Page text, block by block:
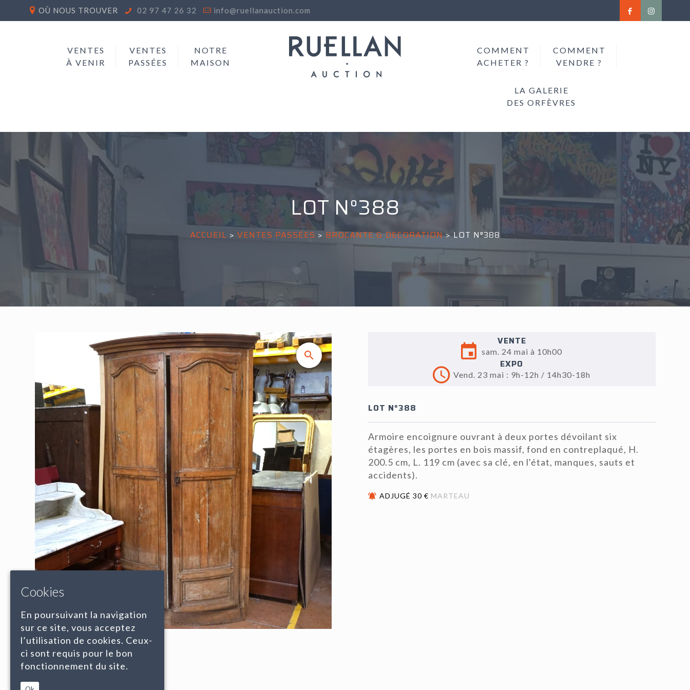
OÙ NOUS TROUVER 02 97 47 26 32 info@ruellanauction.com
VENTES
À VENIR
VENTES
PASSÉES
NOTRE
MAISON
COMMENT
ACHETER ?
COMMENT
VENDRE ?
LA GALERIE
DES ORFÈVRES
LOT N°388
ACCUEIL > VENTES PASSÉES >BROCANTE & DECORATION>LOT N°388
VENTE
sam. 24 mai à 10h00
EXPO
Vend. 23 mai : 9h-12h / 14h30-18h
LOT N°388
Armoire encoignure ouvrant à deux portes dévoilant six
étagères, les portes en bois massif, fond en contreplaqué, H.
200.5 cm, L. 119 cm (avec sa clé, en l'état, manques, sauts et
accidents).
ADJUGÉ 30 € MARTEAU
Cookies
En poursuivant la navigation
sur ce site, vous acceptez
l’utilisation de cookies. Ceux-
ci sont requis pour le bon
fonctionnement du site.